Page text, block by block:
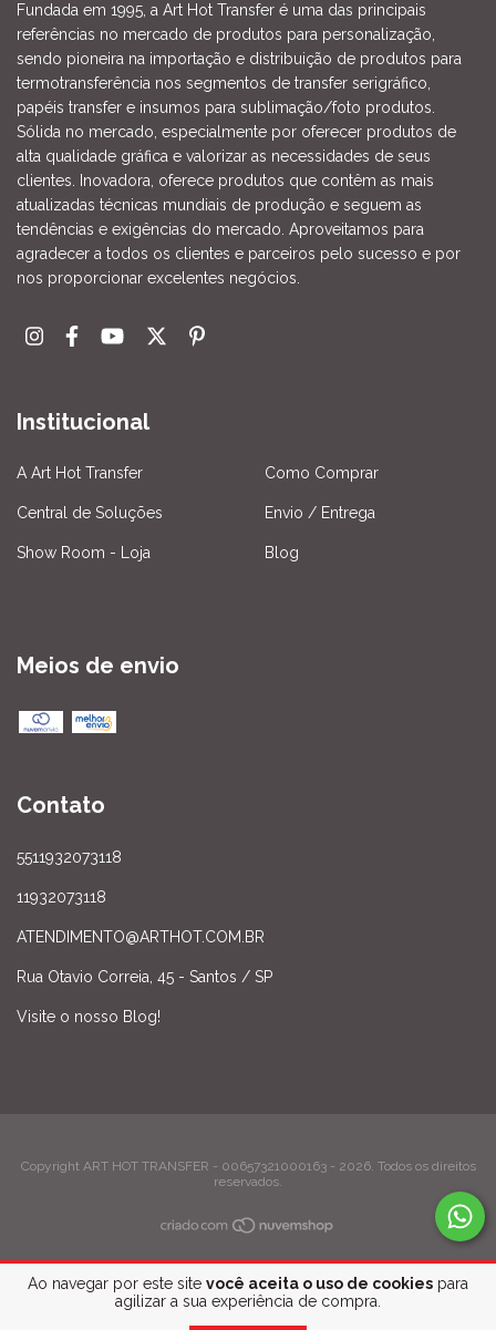
Ao navegar por este site você aceita o uso de cookies para
agilizar a sua experiência de compra.
Fundada em 1995, a Art Hot Transfer é uma das principais
referências no mercado de produtos para personalização,
sendo pioneira na importação e distribuição de produtos para
termotransferência nos segmentos de transfer serigráfico,
papéis transfer e insumos para sublimação/foto produtos.
Sólida no mercado, especialmente por oferecer produtos de
alta qualidade gráfica e valorizar as necessidades de seus
clientes. Inovadora, oferece produtos que contêm as mais
atualizadas técnicas mundiais de produção e seguem as
tendências e exigências do mercado. Aproveitamos para
agradecer a todos os clientes e parceiros pelo sucesso e por
nos proporcionar excelentes negócios.
Institucional
A Art Hot Transfer Como Comprar
Central de Soluções Envio / Entrega
Show Room - Loja Blog
Meios de envio
Contato
5511932073118
11932073118
ATENDIMENTO@ARTHOT.COM.BR
Rua Otavio Correia, 45 - Santos / SP
Visite o nosso Blog!
Copyright ART HOT TRANSFER - 00657321000163 - 2026. Todos os direitos
reservados.